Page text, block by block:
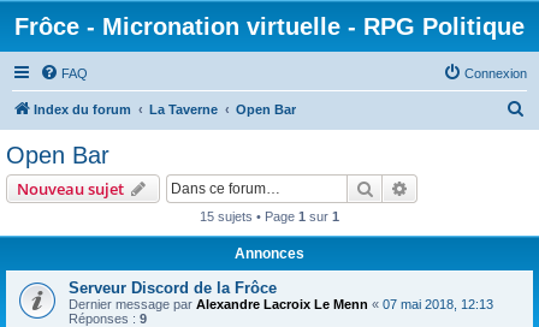
Frôce - Micronation virtuelle - RPG Politique
FAQ Connexion
Index du forum La Taverne Open Bar
Open Bar
Nouveau sujet Rechercher
15 sujets • Page 1 sur 1
Annonces
Serveur Discord de la Frôce
Dernier message par Alexandre Lacroix Le Menn « 07 mai 2018, 12:13
Réponses : 9